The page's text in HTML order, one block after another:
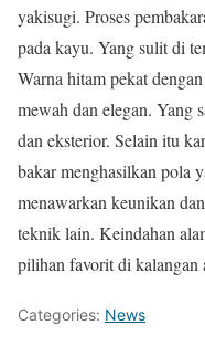
yakisugi. Proses
pada kayu. Yang sulit di
Warna hitam pekat
mewah dan elegan. Yang
dan eksterior. Selain itu
bakar menghasilkan pola
menawarkan keunikan
teknik lain. Keindahan
pilihan favorit di kalangan
Categories: News